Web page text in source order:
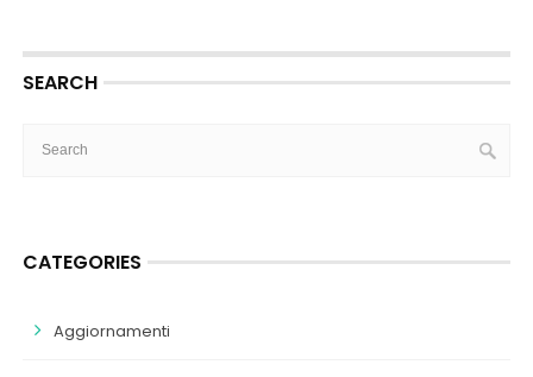
SEARCH
CATEGORIES
Aggiornamenti